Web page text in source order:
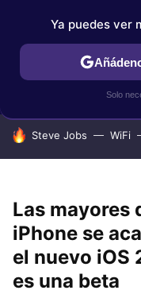
IPHONE
HOY SE HABLA DE
Steve Jobs WiFi
Las mayores
iPhone se
el nuevo iOS
es una beta
Ya puedes ver
Solo